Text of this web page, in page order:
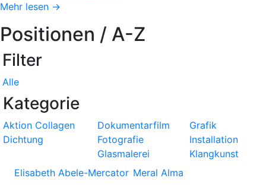
Mehr lesen →
Positionen / A-Z
Filter
Alle
Kategorie
Aktion Collagen
Dichtung
Dokumentarfilm
Fotografie
Glasmalerei
Grafik
Installation
Klangkunst
Elisabeth Abele-Mercator Meral Alma